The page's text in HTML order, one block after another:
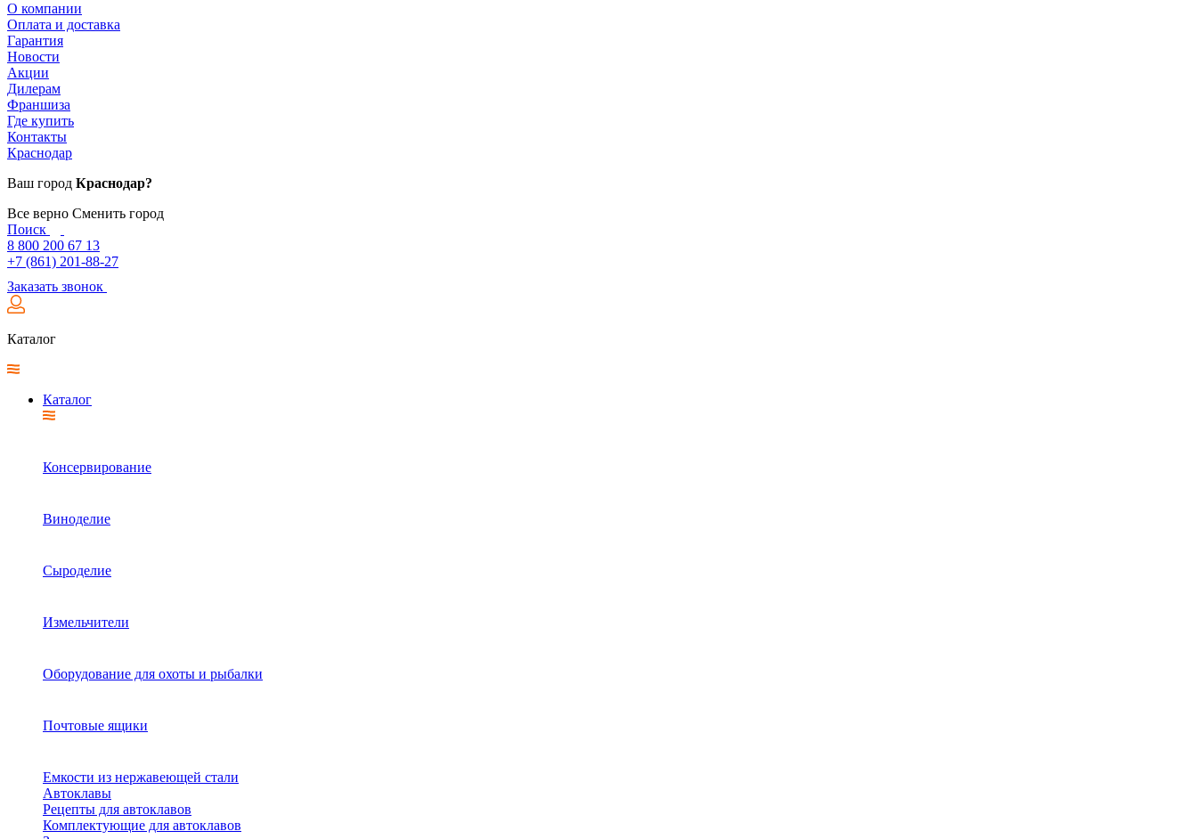
О компании
Оплата и доставка
Гарантия
Новости
Акции
Дилерам
Франшиза
Где купить
Контакты
Краснодар
Ваш город Краснодар?
Все верно Сменить город
Поиск
8 800 200 67 13
+7 (861) 201-88-27
Заказать звонок
Каталог
Каталог
Консервирование
Виноделие
Сыроделие
Измельчители
Оборудование для охоты и рыбалки
Почтовые ящики
Емкости из нержавеющей стали
Автоклавы
Рецепты для автоклавов
Комплектующие для автоклавов